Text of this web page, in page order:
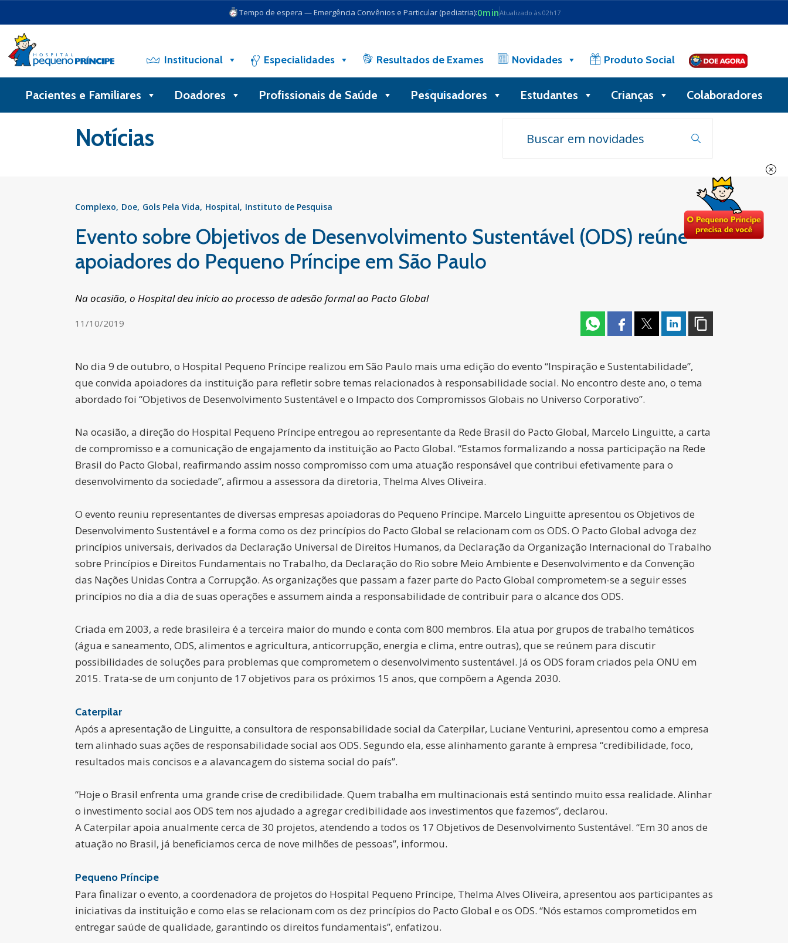
Tempo de espera — Emergência Convênios e Particular (pediatria):0minAtualizado às 02h17
Institucional Especialidades Resultados de Exames Novidades Produto Social
Busca
Pacientes e Familiares Doadores Profissionais de Saúde Pesquisadores Estudantes Crianças Colaboradores
Notícias
Complexo Doe Gols Pela Vida Hospital Instituto de Pesquisa
Evento sobre Objetivos de Desenvolvimento Sustentável (ODS) reúne
apoiadores do Pequeno Príncipe em São Paulo
Na ocasião, o Hospital deu início ao processo de adesão formal ao Pacto Global
11/10/2019
No dia 9 de outubro, o Hospital Pequeno Príncipe realizou em São Paulo mais uma edição do evento “Inspiração e Sustentabilidade”,
que convida apoiadores da instituição para refletir sobre temas relacionados à responsabilidade social. No encontro deste ano, o tema
abordado foi “Objetivos de Desenvolvimento Sustentável e o Impacto dos Compromissos Globais no Universo Corporativo”.
Na ocasião, a direção do Hospital Pequeno Príncipe entregou ao representante da Rede Brasil do Pacto Global, Marcelo Linguitte, a carta
de compromisso e a comunicação de engajamento da instituição ao Pacto Global. “Estamos formalizando a nossa participação na Rede
Brasil do Pacto Global, reafirmando assim nosso compromisso com uma atuação responsável que contribui efetivamente para o
desenvolvimento da sociedade”, afirmou a assessora da diretoria, Thelma Alves Oliveira.
O evento reuniu representantes de diversas empresas apoiadoras do Pequeno Príncipe. Marcelo Linguitte apresentou os Objetivos de
Desenvolvimento Sustentável e a forma como os dez princípios do Pacto Global se relacionam com os ODS. O Pacto Global advoga dez
princípios universais, derivados da Declaração Universal de Direitos Humanos, da Declaração da Organização Internacional do Trabalho
sobre Princípios e Direitos Fundamentais no Trabalho, da Declaração do Rio sobre Meio Ambiente e Desenvolvimento e da Convenção
das Nações Unidas Contra a Corrupção. As organizações que passam a fazer parte do Pacto Global comprometem-se a seguir esses
princípios no dia a dia de suas operações e assumem ainda a responsabilidade de contribuir para o alcance dos ODS.
Criada em 2003, a rede brasileira é a terceira maior do mundo e conta com 800 membros. Ela atua por grupos de trabalho temáticos
(água e saneamento, ODS, alimentos e agricultura, anticorrupção, energia e clima, entre outras), que se reúnem para discutir
possibilidades de soluções para problemas que comprometem o desenvolvimento sustentável. Já os ODS foram criados pela ONU em
2015. Trata-se de um conjunto de 17 objetivos para os próximos 15 anos, que compõem a Agenda 2030.
Caterpilar
Após a apresentação de Linguitte, a consultora de responsabilidade social da Caterpilar, Luciane Venturini, apresentou como a empresa
tem alinhado suas ações de responsabilidade social aos ODS. Segundo ela, esse alinhamento garante à empresa “credibilidade, foco,
resultados mais concisos e a alavancagem do sistema social do país”.
“Hoje o Brasil enfrenta uma grande crise de credibilidade. Quem trabalha em multinacionais está sentindo muito essa realidade. Alinhar
o investimento social aos ODS tem nos ajudado a agregar credibilidade aos investimentos que fazemos”, declarou.
A Caterpilar apoia anualmente cerca de 30 projetos, atendendo a todos os 17 Objetivos de Desenvolvimento Sustentável. “Em 30 anos de
atuação no Brasil, já beneficiamos cerca de nove milhões de pessoas”, informou.
Pequeno Príncipe
Para finalizar o evento, a coordenadora de projetos do Hospital Pequeno Príncipe, Thelma Alves Oliveira, apresentou aos participantes as
iniciativas da instituição e como elas se relacionam com os dez princípios do Pacto Global e os ODS. “Nós estamos comprometidos em
entregar saúde de qualidade, garantindo os direitos fundamentais”, enfatizou.